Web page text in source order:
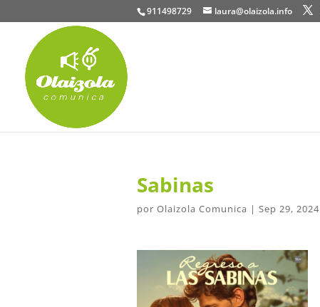
911498729 laura@olaizola.info
Sabinas
por Olaizola Comunica | Sep 29, 2024